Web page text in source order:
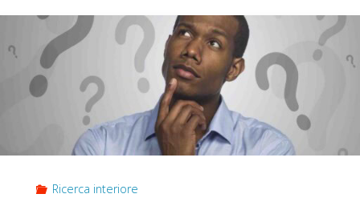
Di
Pirandello"
Ricerca interiore